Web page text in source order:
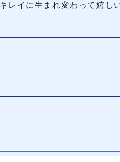
レイに生まれ変わって嬉し